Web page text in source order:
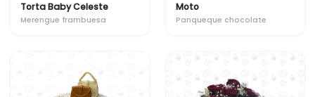
Torta Baby Celeste
Merengue frambuesa
Moto
Panqueque chocolate